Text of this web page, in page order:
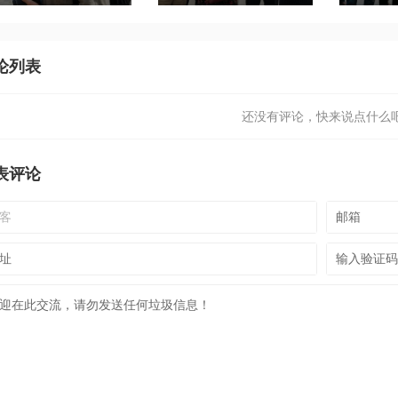
列表
还没有评论，快来说点什么
评论